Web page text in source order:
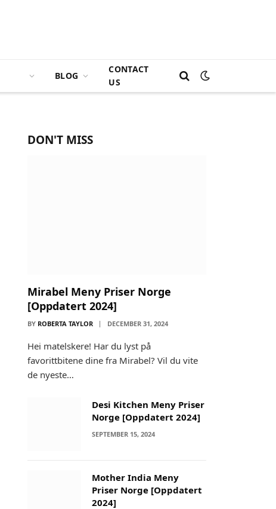
BLOG
CONTACT
US
DON'T MISS
Mirabel Meny Priser Norge
[Oppdatert 2024]
BY ROBERTA TAYLOR DECEMBER 31, 2024
Hei matelskere! Har du lyst på
favorittbitene dine fra Mirabel? Vil du vite
de nyeste…
Desi Kitchen Meny Priser
Norge [Oppdatert 2024]
SEPTEMBER 15, 2024
Mother India Meny
Priser Norge [Oppdatert
2024]